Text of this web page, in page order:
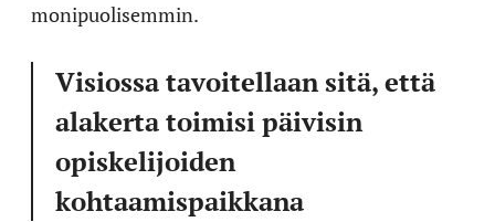
monipuolisemmin.
Visiossa tavoitellaan sitä, että
alakerta toimisi päivisin
opiskelijoiden
kohtaamispaikkana